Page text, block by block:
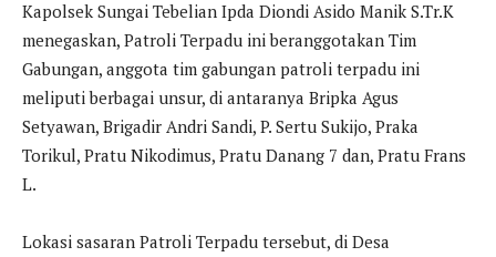
Kapolsek Sungai Tebelian Ipda Diondi Asido Manik S.Tr.K
menegaskan, Patroli Terpadu ini beranggotakan Tim
Gabungan, anggota tim gabungan patroli terpadu ini
meliputi berbagai unsur, di antaranya Bripka Agus
Setyawan, Brigadir Andri Sandi, P. Sertu Sukijo, Praka
Torikul, Pratu Nikodimus, Pratu Danang 7 dan, Pratu Frans
L.
Lokasi sasaran Patroli Terpadu tersebut, di Desa